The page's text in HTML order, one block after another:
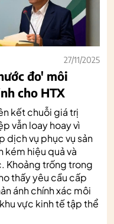
27/11/2025
đo' môi
cho HTX
kết chuỗi giá trị
vẫn loay hoay vì
dịch vụ phục vụ sản
kém hiệu quả và
Khoảng trống trong
thấy yêu cầu cấp
ánh chính xác môi
vực kinh tế tập thể